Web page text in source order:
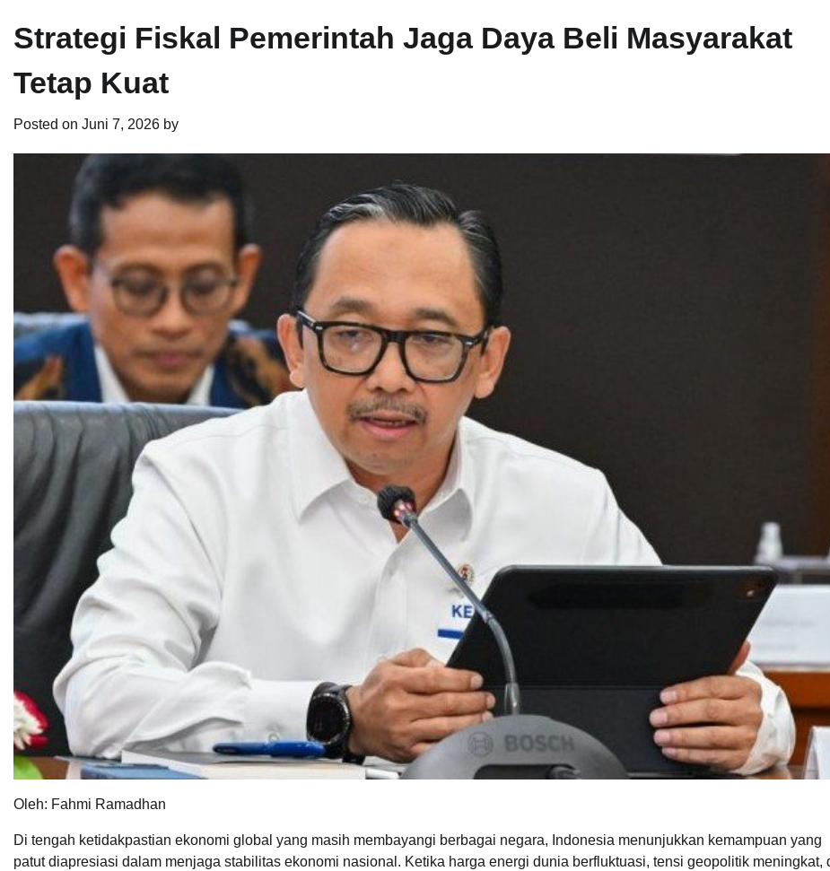
Strategi Fiskal Pemerintah Jaga Daya Beli Masyarakat
Tetap Kuat
Posted on Juni 7, 2026 by
Oleh: Fahmi Ramadhan
Di tengah ketidakpastian ekonomi global yang masih membayangi berbagai negara, Indonesia menunjukkan kemampuan yang
patut diapresiasi dalam menjaga stabilitas ekonomi nasional. Ketika harga energi dunia berfluktuasi, tensi geopolitik meningkat,